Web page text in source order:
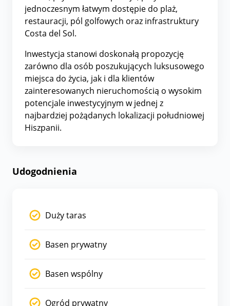
jednoczesnym łatwym dostępie do plaż,
restauracji, pól golfowych oraz infrastruktury
Costa del Sol.
Inwestycja stanowi doskonałą propozycję
zarówno dla osób poszukujących luksusowego
miejsca do życia, jak i dla klientów
zainteresowanych nieruchomością o wysokim
potencjale inwestycyjnym w jednej z
najbardziej pożądanych lokalizacji południowej
Hiszpanii.
Udogodnienia
Duży taras
Basen prywatny
Basen wspólny
Ogród prywatny